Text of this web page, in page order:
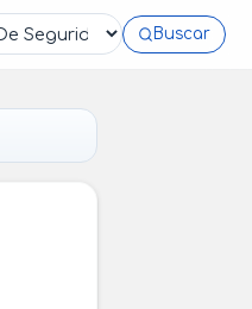
Buscar